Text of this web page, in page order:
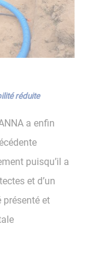
réduite
a enfin
puisqu’il a
et d’un
présenté et